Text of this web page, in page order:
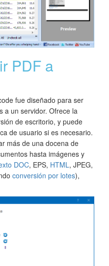
PDF a
fue diseñado para ser
a un servidor. Ofrece la
de escritorio, y puede
de usuario si es necesario.
más de una docena de
hasta imágenes y
DOC, EPS, HTML, JPEG,
conversión por lotes),